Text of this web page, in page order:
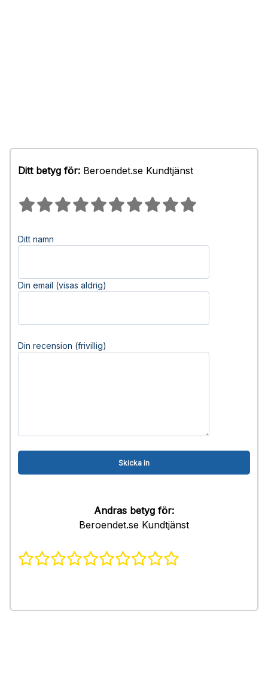
Ditt betyg för: Beroendet.se Kundtjänst
Ditt namn
Din email (visas aldrig)
Din recension (frivillig)
Andras betyg för:
Beroendet.se Kundtjänst